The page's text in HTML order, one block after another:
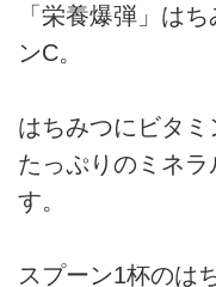
「栄養爆弾」は
ンC。
はちみつにビタミ
たっぷりのミネラ
す。
スプーン1杯のは